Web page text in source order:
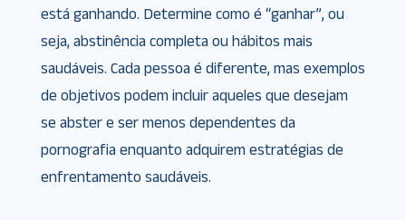
está ganhando. Determine como é “ganhar”, ou
seja, abstinência completa ou hábitos mais
saudáveis. Cada pessoa é diferente, mas exemplos
de objetivos podem incluir aqueles que desejam
se abster e ser menos dependentes da
pornografia enquanto adquirem estratégias de
enfrentamento saudáveis.